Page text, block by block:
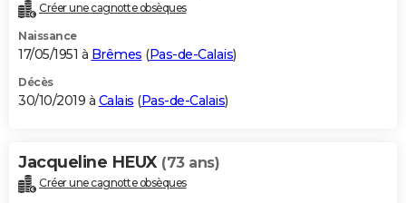
Créer une cagnotte obsèques
Naissance
17/05/1951 à Brêmes (Pas-de-Calais)
Décès
30/10/2019 à Calais (Pas-de-Calais)
Jacqueline HEUX (73 ans)
Créer une cagnotte obsèques